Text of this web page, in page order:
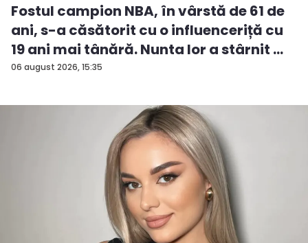
06 august 2026, 15:35
Fostul campion NBA, în vârstă de 61 de
ani, s-a căsătorit cu o influenceriță cu
19 ani mai tânără. Nunta lor a stârnit ...